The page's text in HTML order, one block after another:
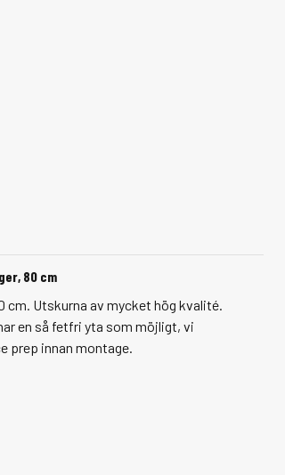
80 cm
cm. Utskurna av mycket hög kvalité.
en så fetfri yta som möjligt, vi
prep innan montage.